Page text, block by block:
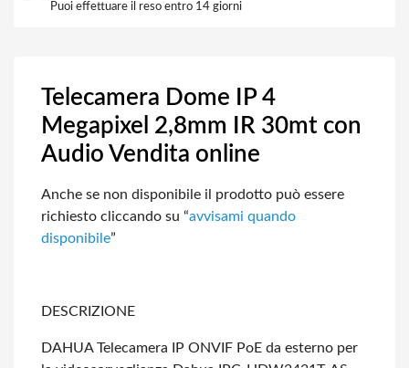
Puoi effettuare il reso entro 14 giorni
Telecamera Dome IP 4
Megapixel 2,8mm IR 30mt con
Audio Vendita online
Anche se non disponibile il prodotto può essere
richiesto cliccando su “avvisami quando
disponibile”
DESCRIZIONE
DAHUA Telecamera IP ONVIF PoE da esterno per